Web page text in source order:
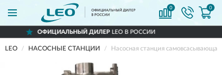
0 0
ДИЛЕРLEO В РОССИИ
LEO НАСОСНЫЕ СТАНЦИИ Насосная станция